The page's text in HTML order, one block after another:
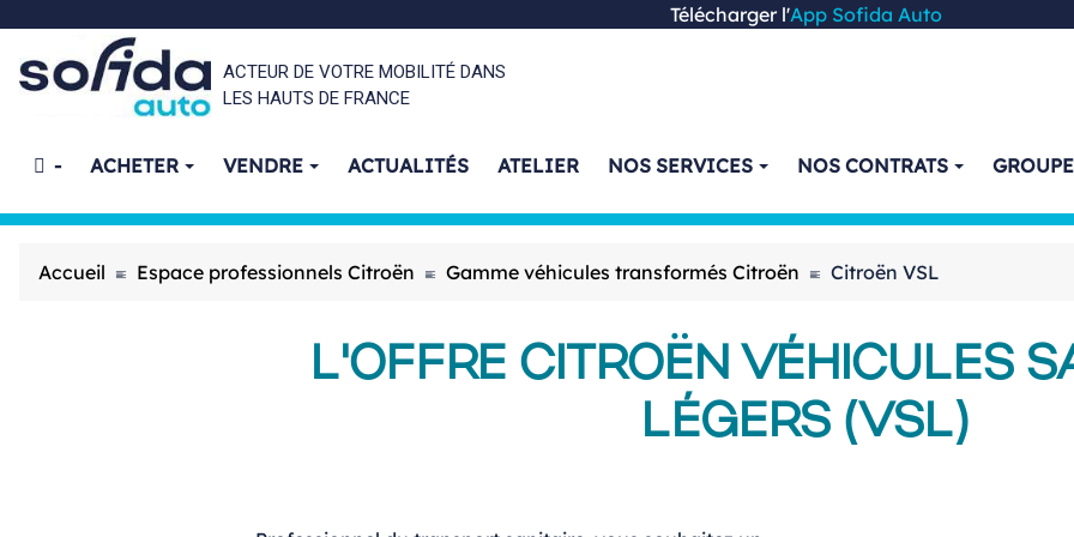
Télécharger l'App Sofida Auto
ACTEUR DE VOTRE MOBILITÉ DANS
LES HAUTS DE FRANCE
- ACHETER VENDRE ACTUALITÉS ATELIER NOS SERVICES NOS CONTRATS GROUPE
Accueil Espace professionnels Citroën Gamme véhicules transformés Citroën Citroën VSL
L'OFFRE CITROËN VÉHICULES
LÉGERS (VSL)